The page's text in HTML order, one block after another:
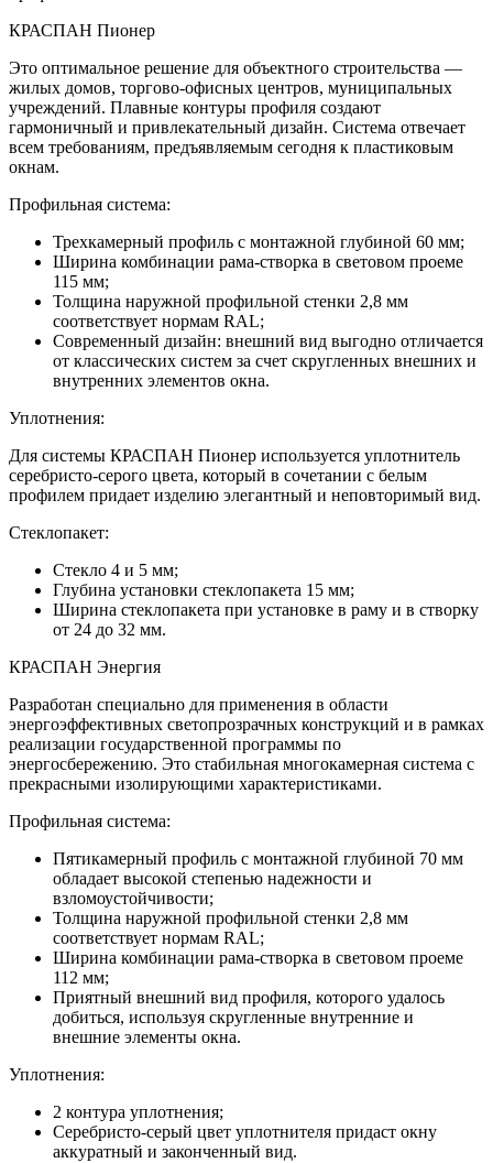
КРАСПАН Пионер
Это оптимальное решение для объектного строительства —
жилых домов, торгово-офисных центров, муниципальных
учреждений. Плавные контуры профиля создают
гармоничный и привлекательный дизайн. Система отвечает
всем требованиям, предъявляемым сегодня к пластиковым
окнам.
Профильная система:
Трехкамерный профиль с монтажной глубиной 60 мм;
Ширина комбинации рама-створка в световом проеме
115 мм;
Толщина наружной профильной стенки 2,8 мм
соответствует нормам RAL;
Современный дизайн: внешний вид выгодно отличается
от классических систем за счет скругленных внешних и
внутренних элементов окна.
Уплотнения:
Для системы КРАСПАН Пионер используется уплотнитель
серебристо-серого цвета, который в сочетании с белым
профилем придает изделию элегантный и неповторимый вид.
Стеклопакет:
Стекло 4 и 5 мм;
Глубина установки стеклопакета 15 мм;
Ширина стеклопакета при установке в раму и в створку
от 24 до 32 мм.
КРАСПАН Энергия
Разработан специально для применения в области
энергоэффективных светопрозрачных конструкций и в рамках
реализации государственной программы по
энергосбережению. Это стабильная многокамерная система с
прекрасными изолирующими характеристиками.
Профильная система:
Пятикамерный профиль с монтажной глубиной 70 мм
обладает высокой степенью надежности и
взломоустойчивости;
Толщина наружной профильной стенки 2,8 мм
соответствует нормам RAL;
Ширина комбинации рама-створка в световом проеме
112 мм;
Приятный внешний вид профиля, которого удалось
добиться, используя скругленные внутренние и
внешние элементы окна.
Уплотнения:
2 контура уплотнения;
Серебристо-серый цвет уплотнителя придаст окну
аккуратный и законченный вид.